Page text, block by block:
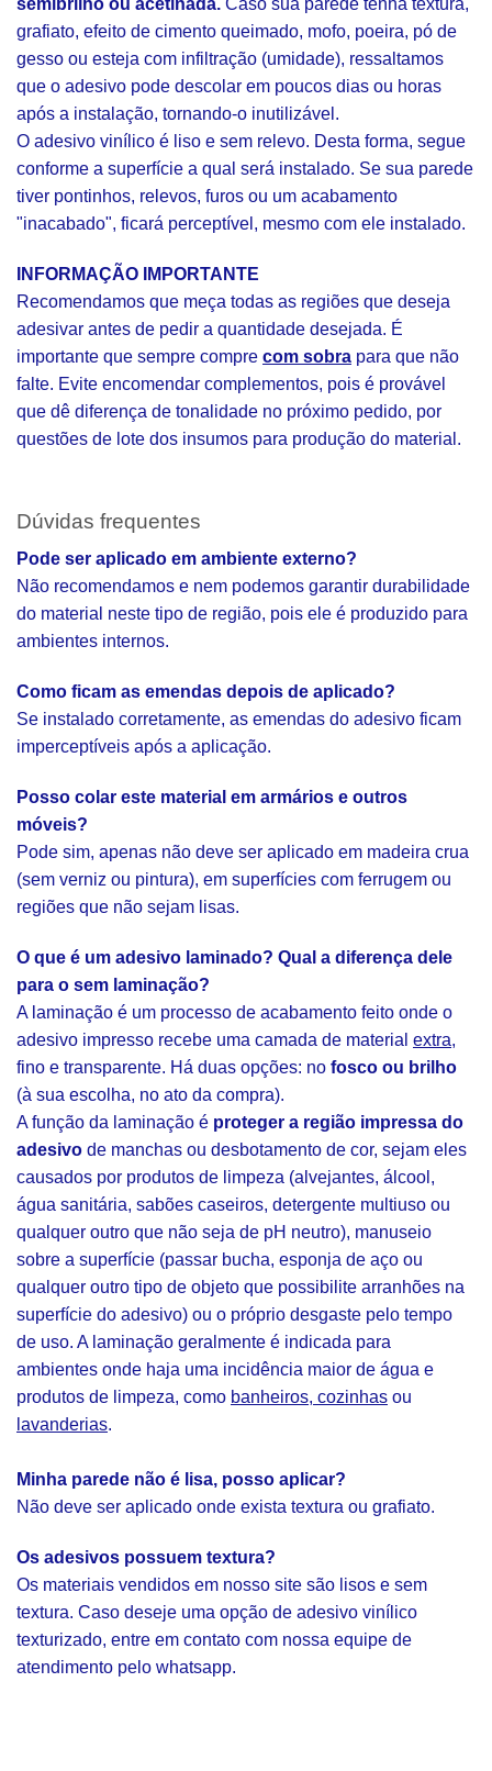
semibrilho ou acetinada. Caso sua parede tenha textura,
grafiato, efeito de cimento queimado, mofo, poeira, pó de
gesso ou esteja com infiltração (umidade), ressaltamos
que o adesivo pode descolar em poucos dias ou horas
após a instalação, tornando-o inutilizável.
O adesivo vinílico é liso e sem relevo. Desta forma, segue
conforme a superfície a qual será instalado. Se sua parede
tiver pontinhos, relevos, furos ou um acabamento
"inacabado", ficará perceptível, mesmo com ele instalado.
INFORMAÇÃO IMPORTANTE
Recomendamos que meça todas as regiões que deseja
adesivar antes de pedir a quantidade desejada. É
importante que sempre compre com sobra para que não
falte. Evite encomendar complementos, pois é provável
que dê diferença de tonalidade no próximo pedido, por
questões de lote dos insumos para produção do material.
Dúvidas frequentes
Pode ser aplicado em ambiente externo?
Não recomendamos e nem podemos garantir durabilidade
do material neste tipo de região, pois ele é produzido para
ambientes internos.
Como ficam as emendas depois de aplicado?
Se instalado corretamente, as emendas do adesivo ficam
imperceptíveis após a aplicação.
Posso colar este material em armários e outros
móveis?
Pode sim, apenas não deve ser aplicado em madeira crua
(sem verniz ou pintura), em superfícies com ferrugem ou
regiões que não sejam lisas.
O que é um adesivo laminado? Qual a diferença dele
para o sem laminação?
A laminação é um processo de acabamento feito onde o
adesivo impresso recebe uma camada de material extra,
fino e transparente. Há duas opções: no fosco ou brilho
(à sua escolha, no ato da compra).
A função da laminação é proteger a região impressa do
adesivo de manchas ou desbotamento de cor, sejam eles
causados por produtos de limpeza (alvejantes, álcool,
água sanitária, sabões caseiros, detergente multiuso ou
qualquer outro que não seja de pH neutro), manuseio
sobre a superfície (passar bucha, esponja de aço ou
qualquer outro tipo de objeto que possibilite arranhões na
superfície do adesivo) ou o próprio desgaste pelo tempo
de uso. A laminação geralmente é indicada para
ambientes onde haja uma incidência maior de água e
produtos de limpeza, como banheiros, cozinhas ou
lavanderias.
Minha parede não é lisa, posso aplicar?
Não deve ser aplicado onde exista textura ou grafiato.
Os adesivos possuem textura?
Os materiais vendidos em nosso site são lisos e sem
textura. Caso deseje uma opção de adesivo vinílico
texturizado, entre em contato com nossa equipe de
atendimento pelo whatsapp.